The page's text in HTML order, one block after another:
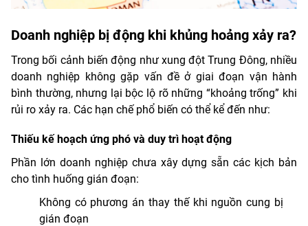
Doanh nghiệp bị động khi khủng hoảng xảy ra?
Trong bối cảnh biến động như xung đột Trung Đông, nhiều
doanh nghiệp không gặp vấn đề ở giai đoạn vận hành
bình thường, nhưng lại bộc lộ rõ những “khoảng trống” khi
rủi ro xảy ra. Các hạn chế phổ biến có thể kể đến như:
Thiếu kế hoạch ứng phó và duy trì hoạt động
Phần lớn doanh nghiệp chưa xây dựng sẵn các kịch bản
cho tình huống gián đoạn:
Không có phương án thay thế khi nguồn cung bị
gián đoạn